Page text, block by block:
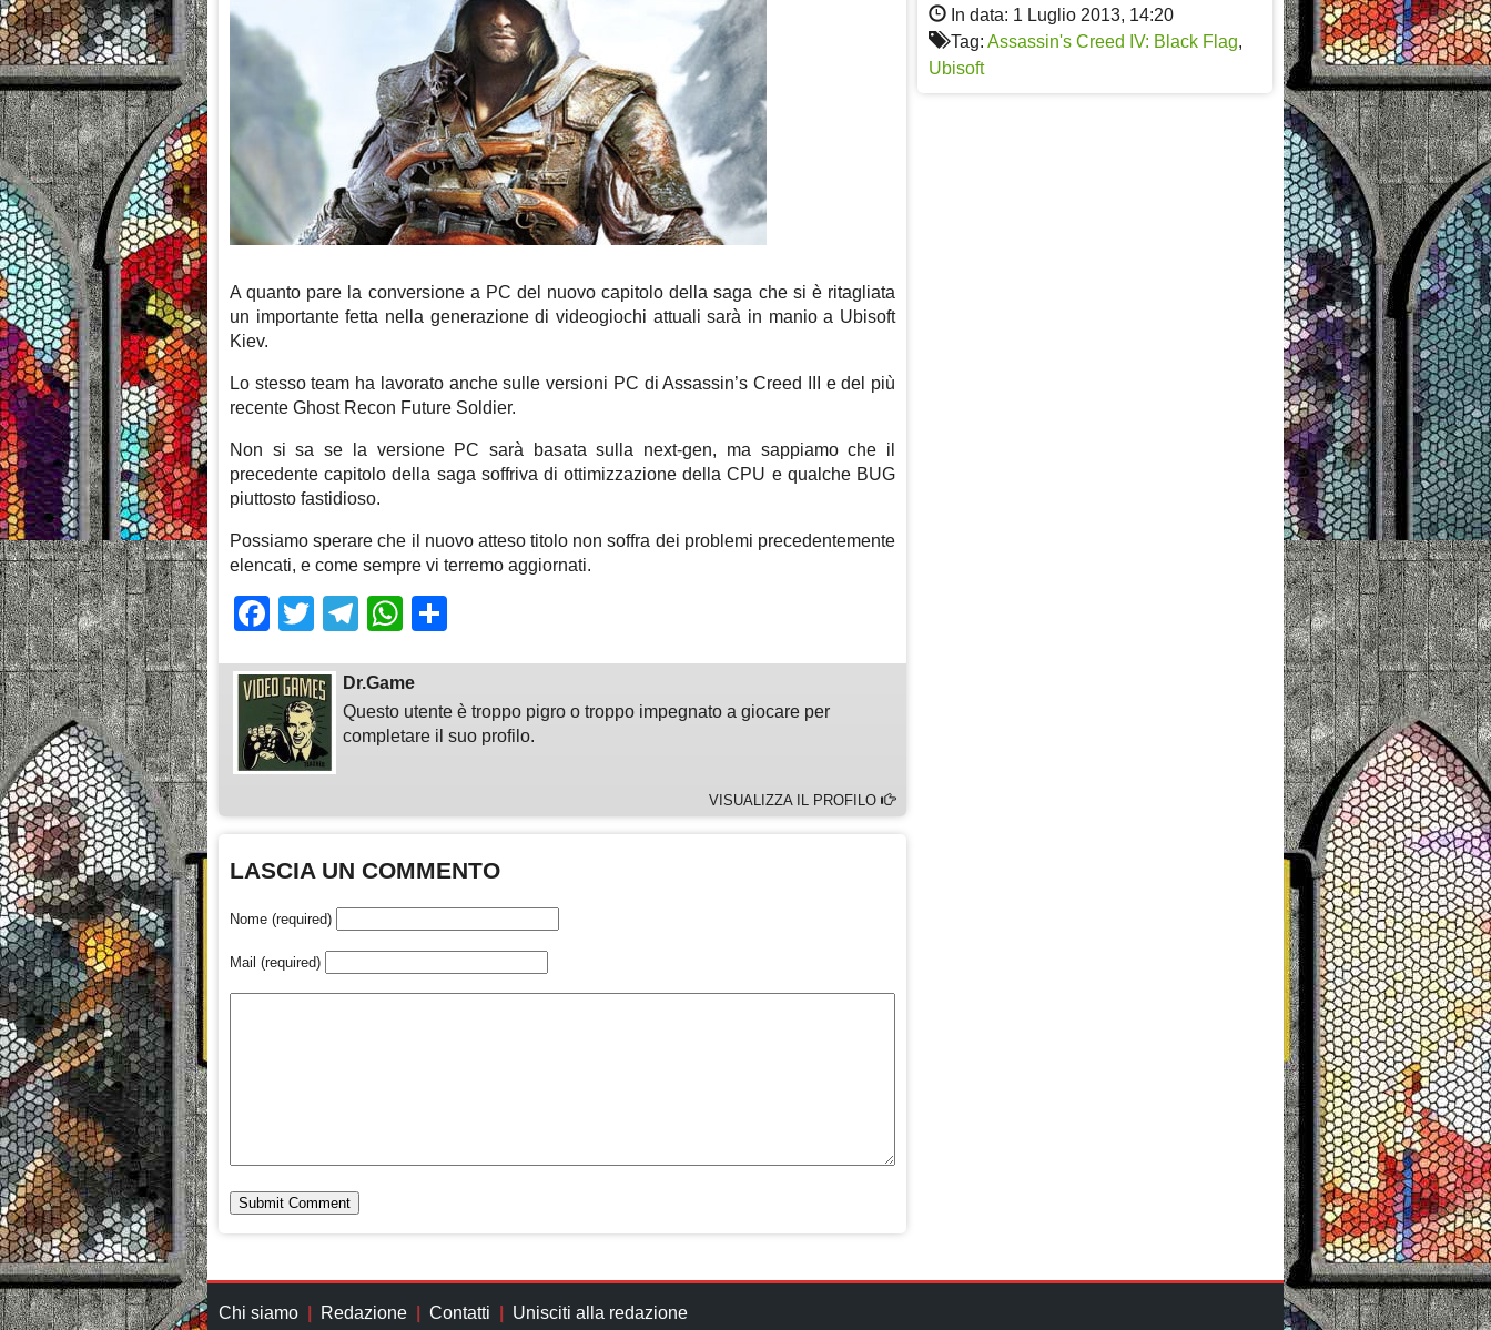
In data: 1 Luglio 2013, 14:20
Tag: Assassin's Creed IV: Black Flag,
Ubisoft
A quanto pare la conversione a PC del nuovo capitolo della saga che si è ritagliata
un importante fetta nella generazione di videogiochi attuali sarà in manio a Ubisoft
Kiev.
Lo stesso team ha lavorato anche sulle versioni PC di Assassin’s Creed III e del più
recente Ghost Recon Future Soldier.
Non si sa se la versione PC sarà basata sulla next-gen, ma sappiamo che il
precedente capitolo della saga soffriva di ottimizzazione della CPU e qualche BUG
piuttosto fastidioso.
Possiamo sperare che il nuovo atteso titolo non soffra dei problemi precedentemente
elencati, e come sempre vi terremo aggiornati.
Facebook
TwitterTelegram
WhatsApp
Dr.Game
Questo utente è troppo pigro o troppo impegnato a giocare per
completare il suo profilo.
VISUALIZZA IL PROFILO
LASCIA UN COMMENTO
Nome (required)
Mail (required)
Chi siamo Redazione Contatti Unisciti alla redazione